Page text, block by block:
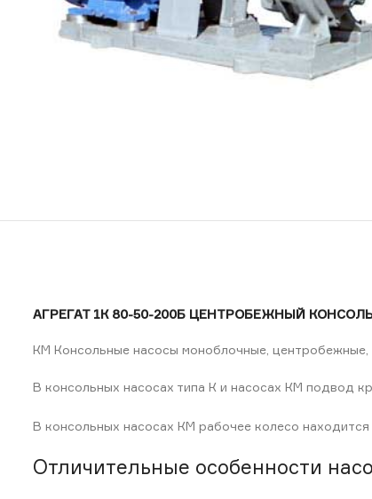
АГРЕГАТ 1К 80-50-200Б ЦЕНТРОБЕЖНЫЙ
КМ Консольные насосы моноблочные,
В консольных насосах типа К и насосах КМ подвод
В консольных насосах КМ рабочее колесо
Отличительные особенности